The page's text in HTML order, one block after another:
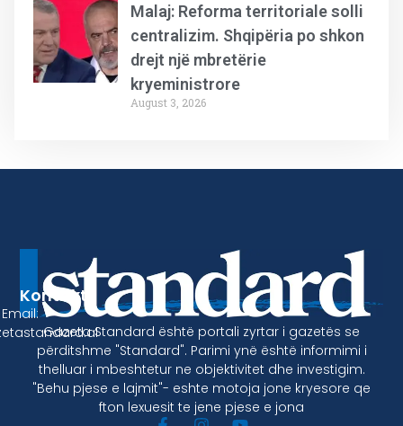
Malaj: Reforma territoriale solli
centralizim. Shqipëria po shkon
drejt një mbretërie
kryeministrore
August 3, 2026
Gazeta Standard është portali zyrtar i gazetës se
përditshme "Standard". Parimi ynë është informimi i
thelluar i mbeshtetur ne objektivitet dhe investigim.
"Behu pjese e lajmit"- eshte motoja jone kryesore qe
fton lexuesit te jene pjese e jona
Kontakt
Email: